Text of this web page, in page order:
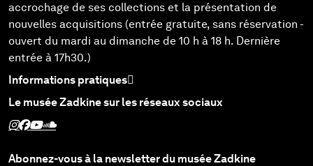
accrochage de ses collections et la présentation de
nouvelles acquisitions (entrée gratuite, sans réservation -
ouvert du mardi au dimanche de 10 h à 18 h. Dernière
entrée à 17h30.)
Informations pratiques
Le musée Zadkine sur les réseaux sociaux
Suivez Zadkine sur Instagram - Nouvelle fenêtre
Suivez Zadkine sur Facebook - Nouvelle fenêtre
Suivez Zadkine sur Youtube - Nouvelle fenêtre
Suivez Zadkine sur SoundCloud - Nouvelle fenêtre
Abonnez-vous à la newsletter du musée Zadkine